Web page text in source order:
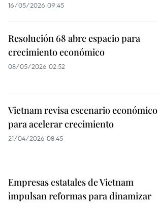
16/05/2026 09:45
Resolución 68 abre espacio para
crecimiento económico
08/05/2026 02:52
Vietnam revisa escenario económico
para acelerar crecimiento
21/04/2026 08:45
Empresas estatales de Vietnam
impulsan reformas para dinamizar